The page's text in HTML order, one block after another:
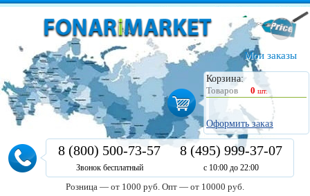
Мои заказы
Корзина:
Товаров
0 шт.
Оформить заказ
8 (800) 500-73-57
Звонок бесплатный
8 (495) 999-37-07
с 10:00 до 22:00
Розница — от 1000 руб. Опт — от 10000 руб.